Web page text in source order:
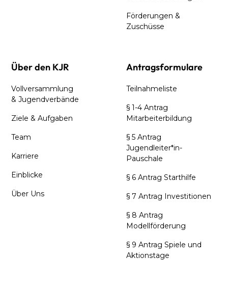
Förderungen &
Zuschüsse
Über den KJR
Vollversammlung
& Jugendverbände
Ziele & Aufgaben
Team
Karriere
Einblicke
Über Uns
Antragsformulare
Teilnahmeliste
§ 1-4 Antrag
Mitarbeiterbildung
§ 5 Antrag
Jugendleiter*in-
Pauschale
§ 6 Antrag Starthilfe
§ 7 Antrag Investitionen
§ 8 Antrag
Modellförderung
§ 9 Antrag Spiele und
Aktionstage